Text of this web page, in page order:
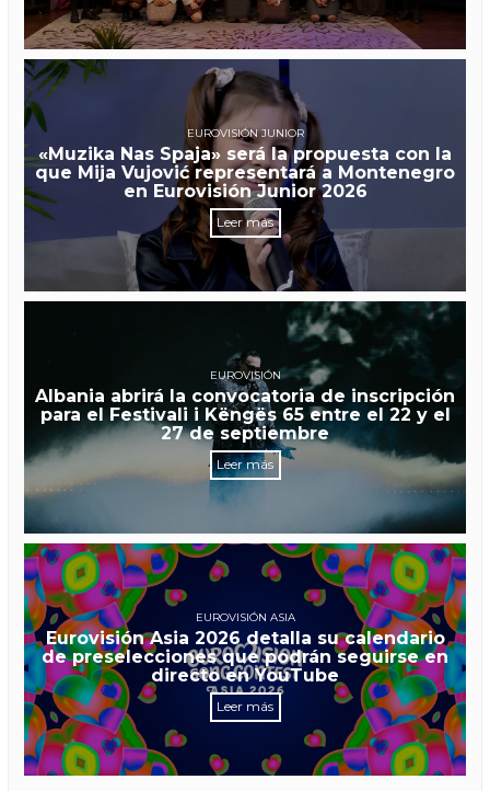
EUROVISIÓN JUNIOR
«Muzika Nas Spaja» será la propuesta con la
que Mija Vujović representará a Montenegro
en Eurovisión Junior 2026
Leer más
EUROVISIÓN
Albania abrirá la convocatoria de inscripción
para el Festivali i Këngës 65 entre el 22 y el
27 de septiembre
Leer más
EUROVISIÓN ASIA
Eurovisión Asia 2026 detalla su calendario
de preselecciones que podrán seguirse en
directo en YouTube
Leer más